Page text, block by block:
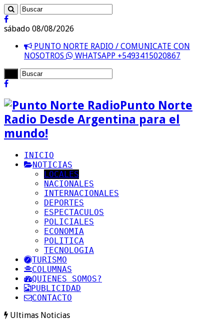
sábado 08/08/2026
PUNTO NORTE RADIO / COMUNICATE CON
NOSOTROS
WHATSAPP +5493415020867
Punto Norte
Radio Desde Argentina para el
mundo!
INICIO
NOTICIAS
LOCALES
NACIONALES
INTERNACIONALES
DEPORTES
ESPECTACULOS
POLICIALES
ECONOMIA
POLITICA
TECNOLOGIA
TURISMO
COLUMNAS
QUIENES SOMOS?
PUBLICIDAD
CONTACTO
Ultimas Noticias